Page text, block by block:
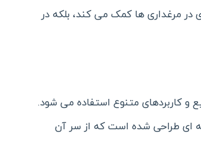
در مرغداری ها کمک می کند، بلکه در
و کاربردهای متنوع استفاده می شود.
ای طراحی شده است که از سر آن